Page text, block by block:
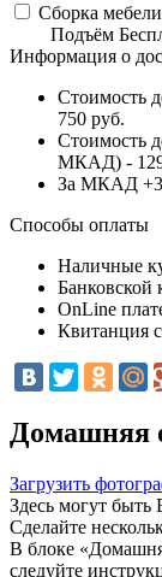
Сборка мебели
Подъём
Информация о
Стоимость
750 руб.
Стоимость
МКАД) -
За МКАД
Способы оплаты
Наличные
Банковской
OnLine
Квитанция
Домашняя
Загрузить
Здесь могут быть
Сделайте
В блоке
следуйте